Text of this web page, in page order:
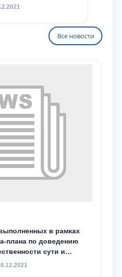
Все новости
в рамках
плана по доведению
сути и
определённых в